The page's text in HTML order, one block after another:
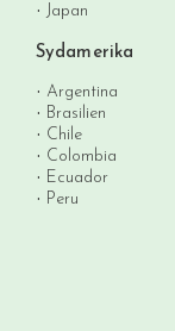
Japan
Sydamerika
Argentina
Brasilien
Chile
Colombia
Ecuador
Peru